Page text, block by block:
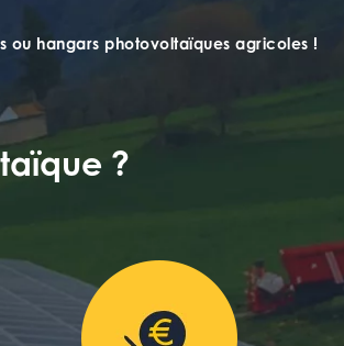
hangars photovoltaïques agricoles !
?